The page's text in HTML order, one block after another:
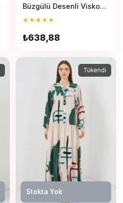
Büzgülü Desenli Viskon
Mavi Tesettür Elbise
★★★★★
₺638,88
Tükendi
Stokta Yok